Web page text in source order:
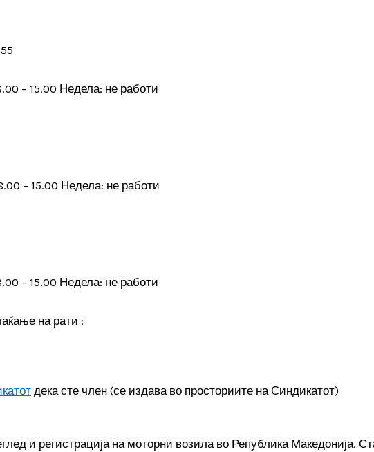
– 15.00 Недела: не работи
– 15.00 Недела: не работи
– 15.00 Недела: не работи
на рати :
дека сте член (се издава во просториите на Синдикатот)
и регистрација на моторни возила во Република Македонија.